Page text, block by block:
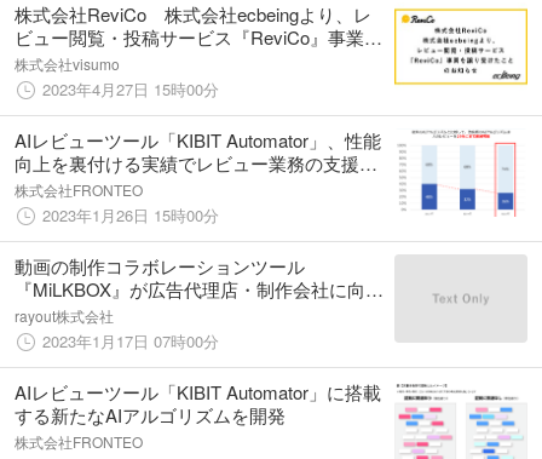
株式会社ReviCo 株式会社ecbeingより、レ
ビュー閲覧・投稿サービス『ReviCo』事業を
譲り受けたことのお知らせ
株式会社visumo
2023年4月27日 15時00分
AIレビューツール「KIBIT Automator」、性能
向上を裏付ける実績でレビュー業務の支援強
化
株式会社FRONTEO
2023年1月26日 15時00分
動画の制作コラボレーションツール
『MiLKBOX』が広告代理店・制作会社に向け
た新機能をリリース。
rayout株式会社
2023年1月17日 07時00分
AIレビューツール「KIBIT Automator」に搭載
する新たなAIアルゴリズムを開発
株式会社FRONTEO